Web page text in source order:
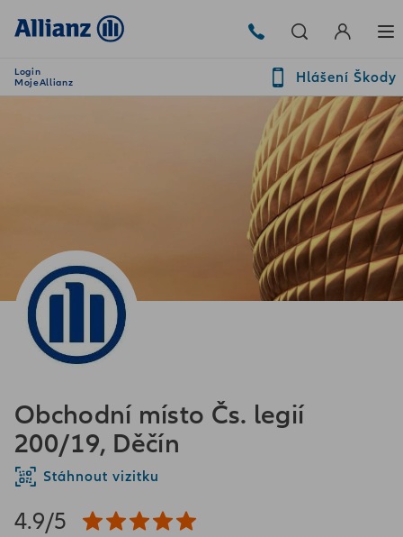
Login
MojeAllianz
Hlášení Škody
Obchodní místo Čs. legií
200/19, Děčín
Stáhnout vizitku
4.9/5